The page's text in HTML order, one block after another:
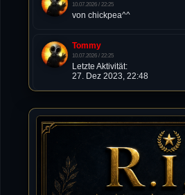
10.07.2026 / 22:25
von chickpea^^
Tommy
10.07.2026 / 22:25
Letzte Aktivität:
27. Dez 2023, 22:48
DieWildeHilde
10.07.2026 / 12:48
Happy Birthday Chickpea
DieWildeHilde
10.07.2026 / 10:08
Hallo meine Lieben!